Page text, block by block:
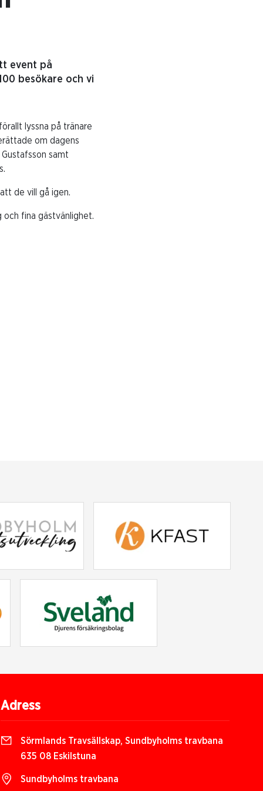
event på
besökare och vi
lyssna på tränare
om dagens
samt
de vill gå igen.
fina gästvänlighet.
Adress
Sörmlands Travsällskap, Sundbyholms travbana
635 08 Eskilstuna
Sundbyholms travbana